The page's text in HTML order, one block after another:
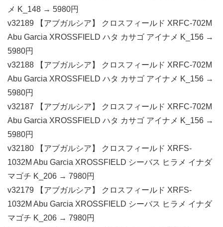
メ K_148 → 5980円
v32189 【アブガルシア】 クロスフィールド XRFC-702M
Abu Garcia XROSSFIELD ハタ カサゴ アイナメ K_156 →
5980円
v32188 【アブガルシア】 クロスフィールド XRFC-702M
Abu Garcia XROSSFIELD ハタ カサゴ アイナメ K_156 →
5980円
v32187 【アブガルシア】 クロスフィールド XRFC-702M
Abu Garcia XROSSFIELD ハタ カサゴ アイナメ K_156 →
5980円
v32180 【アブガルシア】 クロスフィールド XRFS-
1032M Abu Garcia XROSSFIELD シーバス ヒラメ イナダ
マゴチ K_206 → 7980円
v32179 【アブガルシア】 クロスフィールド XRFS-
1032M Abu Garcia XROSSFIELD シーバス ヒラメ イナダ
マゴチ K_206 → 7980円